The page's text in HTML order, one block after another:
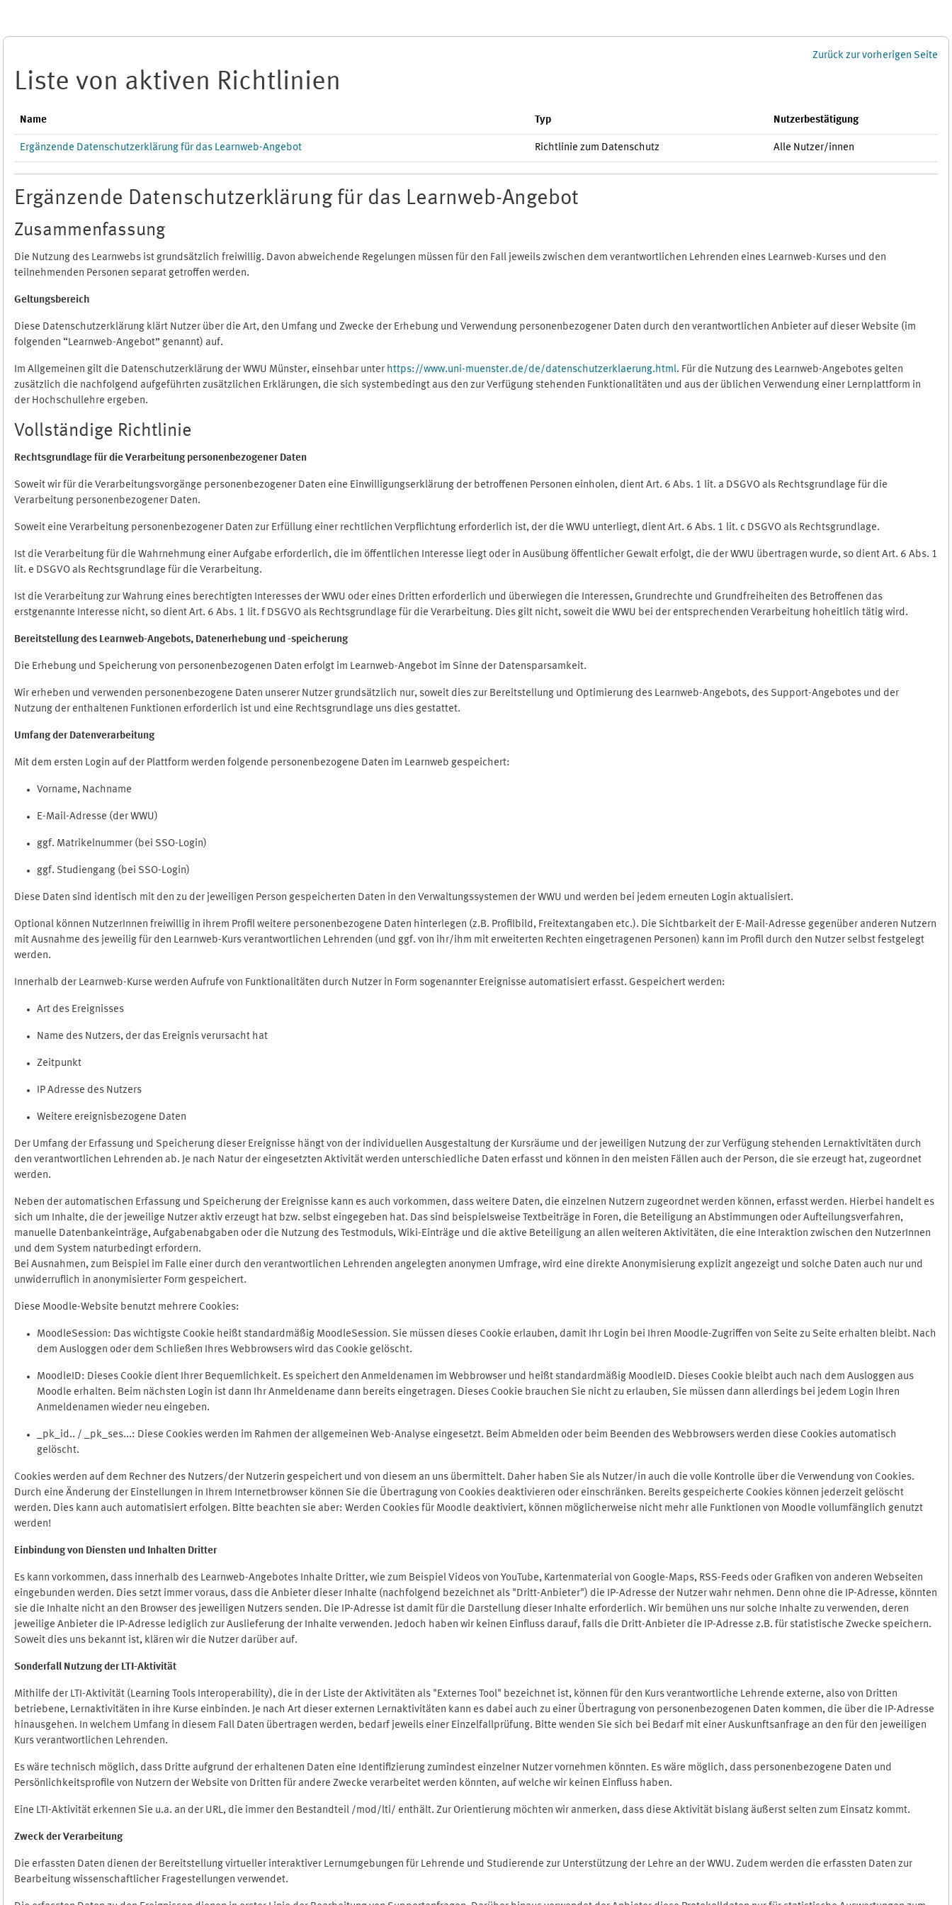
Zurück zur vorherigen Seite
Liste von aktiven Richtlinien
Name Typ Nutzerbestätigung
Ergänzende Datenschutzerklärung für das Learnweb-Angebot Richtlinie zum Datenschutz Alle Nutzer/innen
Ergänzende Datenschutzerklärung für das Learnweb-Angebot
Zusammenfassung
Die Nutzung des Learnwebs ist grundsätzlich freiwillig. Davon abweichende Regelungen müssen für den Fall jeweils zwischen dem verantwortlichen Lehrenden eines Learnweb-Kurses und den
teilnehmenden Personen separat getroffen werden.
Geltungsbereich
Diese Datenschutzerklärung klärt Nutzer über die Art, den Umfang und Zwecke der Erhebung und Verwendung personenbezogener Daten durch den verantwortlichen Anbieter auf dieser Website (im
folgenden “Learnweb-Angebot” genannt) auf.
Im Allgemeinen gilt die Datenschutzerklärung der WWU Münster, einsehbar unter https://www.uni-muenster.de/de/datenschutzerklaerung.html. Für die Nutzung des Learnweb-Angebotes gelten
zusätzlich die nachfolgend aufgeführten zusätzlichen Erklärungen, die sich systembedingt aus den zur Verfügung stehenden Funktionalitäten und aus der üblichen Verwendung einer Lernplattform in
der Hochschullehre ergeben.
Vollständige Richtlinie
Rechtsgrundlage für die Verarbeitung personenbezogener Daten
Soweit wir für die Verarbeitungsvorgänge personenbezogener Daten eine Einwilligungserklärung der betroffenen Personen einholen, dient Art. 6 Abs. 1 lit. a DSGVO als Rechtsgrundlage für die
Verarbeitung personenbezogener Daten.
Soweit eine Verarbeitung personenbezogener Daten zur Erfüllung einer rechtlichen Verpflichtung erforderlich ist, der die WWU unterliegt, dient Art. 6 Abs. 1 lit. c DSGVO als Rechtsgrundlage.
Ist die Verarbeitung für die Wahrnehmung einer Aufgabe erforderlich, die im öffentlichen Interesse liegt oder in Ausübung öffentlicher Gewalt erfolgt, die der WWU übertragen wurde, so dient Art. 6 Abs. 1
lit. e DSGVO als Rechtsgrundlage für die Verarbeitung.
Ist die Verarbeitung zur Wahrung eines berechtigten Interesses der WWU oder eines Dritten erforderlich und überwiegen die Interessen, Grundrechte und Grundfreiheiten des Betroffenen das
erstgenannte Interesse nicht, so dient Art. 6 Abs. 1 lit. f DSGVO als Rechtsgrundlage für die Verarbeitung. Dies gilt nicht, soweit die WWU bei der entsprechenden Verarbeitung hoheitlich tätig wird.
Bereitstellung des Learnweb-Angebots, Datenerhebung und -speicherung
Die Erhebung und Speicherung von personenbezogenen Daten erfolgt im Learnweb-Angebot im Sinne der Datensparsamkeit.
Wir erheben und verwenden personenbezogene Daten unserer Nutzer grundsätzlich nur, soweit dies zur Bereitstellung und Optimierung des Learnweb-Angebots, des Support-Angebotes und der
Nutzung der enthaltenen Funktionen erforderlich ist und eine Rechtsgrundlage uns dies gestattet.
Umfang der Datenverarbeitung
Mit dem ersten Login auf der Plattform werden folgende personenbezogene Daten im Learnweb gespeichert:
Vorname, Nachname
E-Mail-Adresse (der WWU)
ggf. Matrikelnummer (bei SSO-Login)
ggf. Studiengang (bei SSO-Login)
Diese Daten sind identisch mit den zu der jeweiligen Person gespeicherten Daten in den Verwaltungssystemen der WWU und werden bei jedem erneuten Login aktualisiert.
Optional können NutzerInnen freiwillig in ihrem Profil weitere personenbezogene Daten hinterlegen (z.B. Profilbild, Freitextangaben etc.). Die Sichtbarkeit der E-Mail-Adresse gegenüber anderen Nutzern
mit Ausnahme des jeweilig für den Learnweb-Kurs verantwortlichen Lehrenden (und ggf. von ihr/ihm mit erweiterten Rechten eingetragenen Personen) kann im Profil durch den Nutzer selbst festgelegt
werden.
Innerhalb der Learnweb-Kurse werden Aufrufe von Funktionalitäten durch Nutzer in Form sogenannter Ereignisse automatisiert erfasst. Gespeichert werden:
Art des Ereignisses
Name des Nutzers, der das Ereignis verursacht hat
Zeitpunkt
IP Adresse des Nutzers
Weitere ereignisbezogene Daten
Der Umfang der Erfassung und Speicherung dieser Ereignisse hängt von der individuellen Ausgestaltung der Kursräume und der jeweiligen Nutzung der zur Verfügung stehenden Lernaktivitäten durch
den verantwortlichen Lehrenden ab. Je nach Natur der eingesetzten Aktivität werden unterschiedliche Daten erfasst und können in den meisten Fällen auch der Person, die sie erzeugt hat, zugeordnet
werden.
Neben der automatischen Erfassung und Speicherung der Ereignisse kann es auch vorkommen, dass weitere Daten, die einzelnen Nutzern zugeordnet werden können, erfasst werden. Hierbei handelt es
sich um Inhalte, die der jeweilige Nutzer aktiv erzeugt hat bzw. selbst eingegeben hat. Das sind beispielsweise Textbeiträge in Foren, die Beteiligung an Abstimmungen oder Aufteilungsverfahren,
manuelle Datenbankeinträge, Aufgabenabgaben oder die Nutzung des Testmoduls, Wiki-Einträge und die aktive Beteiligung an allen weiteren Aktivitäten, die eine Interaktion zwischen den NutzerInnen
und dem System naturbedingt erfordern.
Bei Ausnahmen, zum Beispiel im Falle einer durch den verantwortlichen Lehrenden angelegten anonymen Umfrage, wird eine direkte Anonymisierung explizit angezeigt und solche Daten auch nur und
unwiderruflich in anonymisierter Form gespeichert.
Diese Moodle-Website benutzt mehrere Cookies:
MoodleSession: Das wichtigste Cookie heißt standardmäßig MoodleSession. Sie müssen dieses Cookie erlauben, damit Ihr Login bei Ihren Moodle-Zugriffen von Seite zu Seite erhalten bleibt. Nach
dem Ausloggen oder dem Schließen Ihres Webbrowsers wird das Cookie gelöscht.
MoodleID: Dieses Cookie dient Ihrer Bequemlichkeit. Es speichert den Anmeldenamen im Webbrowser und heißt standardmäßig MoodleID. Dieses Cookie bleibt auch nach dem Ausloggen aus
Moodle erhalten. Beim nächsten Login ist dann Ihr Anmeldename dann bereits eingetragen. Dieses Cookie brauchen Sie nicht zu erlauben, Sie müssen dann allerdings bei jedem Login Ihren
Anmeldenamen wieder neu eingeben.
_pk_id.. / _pk_ses...: Diese Cookies werden im Rahmen der allgemeinen Web-Analyse eingesetzt. Beim Abmelden oder beim Beenden des Webbrowsers werden diese Cookies automatisch
gelöscht.
Cookies werden auf dem Rechner des Nutzers/der Nutzerin gespeichert und von diesem an uns übermittelt. Daher haben Sie als Nutzer/in auch die volle Kontrolle über die Verwendung von Cookies.
Durch eine Änderung der Einstellungen in Ihrem Internetbrowser können Sie die Übertragung von Cookies deaktivieren oder einschränken. Bereits gespeicherte Cookies können jederzeit gelöscht
werden. Dies kann auch automatisiert erfolgen. Bitte beachten sie aber: Werden Cookies für Moodle deaktiviert, können möglicherweise nicht mehr alle Funktionen von Moodle vollumfänglich genutzt
werden!
Einbindung von Diensten und Inhalten Dritter
Es kann vorkommen, dass innerhalb des Learnweb-Angebotes Inhalte Dritter, wie zum Beispiel Videos von YouTube, Kartenmaterial von Google-Maps, RSS-Feeds oder Grafiken von anderen Webseiten
eingebunden werden. Dies setzt immer voraus, dass die Anbieter dieser Inhalte (nachfolgend bezeichnet als "Dritt-Anbieter") die IP-Adresse der Nutzer wahr nehmen. Denn ohne die IP-Adresse, könnten
sie die Inhalte nicht an den Browser des jeweiligen Nutzers senden. Die IP-Adresse ist damit für die Darstellung dieser Inhalte erforderlich. Wir bemühen uns nur solche Inhalte zu verwenden, deren
jeweilige Anbieter die IP-Adresse lediglich zur Auslieferung der Inhalte verwenden. Jedoch haben wir keinen Einfluss darauf, falls die Dritt-Anbieter die IP-Adresse z.B. für statistische Zwecke speichern.
Soweit dies uns bekannt ist, klären wir die Nutzer darüber auf.
Sonderfall Nutzung der LTI-Aktivität
Mithilfe der LTI-Aktivität (Learning Tools Interoperability), die in der Liste der Aktivitäten als "Externes Tool" bezeichnet ist, können für den Kurs verantwortliche Lehrende externe, also von Dritten
betriebene, Lernaktivitäten in ihre Kurse einbinden. Je nach Art dieser externen Lernaktivitäten kann es dabei auch zu einer Übertragung von personenbezogenen Daten kommen, die über die IP-Adresse
hinausgehen. In welchem Umfang in diesem Fall Daten übertragen werden, bedarf jeweils einer Einzelfallprüfung. Bitte wenden Sie sich bei Bedarf mit einer Auskunftsanfrage an den für den jeweiligen
Kurs verantwortlichen Lehrenden.
Es wäre technisch möglich, dass Dritte aufgrund der erhaltenen Daten eine Identifizierung zumindest einzelner Nutzer vornehmen könnten. Es wäre möglich, dass personenbezogene Daten und
Persönlichkeitsprofile von Nutzern der Website von Dritten für andere Zwecke verarbeitet werden könnten, auf welche wir keinen Einfluss haben.
Eine LTI-Aktivität erkennen Sie u.a. an der URL, die immer den Bestandteil /mod/lti/ enthält. Zur Orientierung möchten wir anmerken, dass diese Aktivität bislang äußerst selten zum Einsatz kommt.
Zweck der Verarbeitung
Die erfassten Daten dienen der Bereitstellung virtueller interaktiver Lernumgebungen für Lehrende und Studierende zur Unterstützung der Lehre an der WWU. Zudem werden die erfassten Daten zur
Bearbeitung wissenschaftlicher Fragestellungen verwendet.